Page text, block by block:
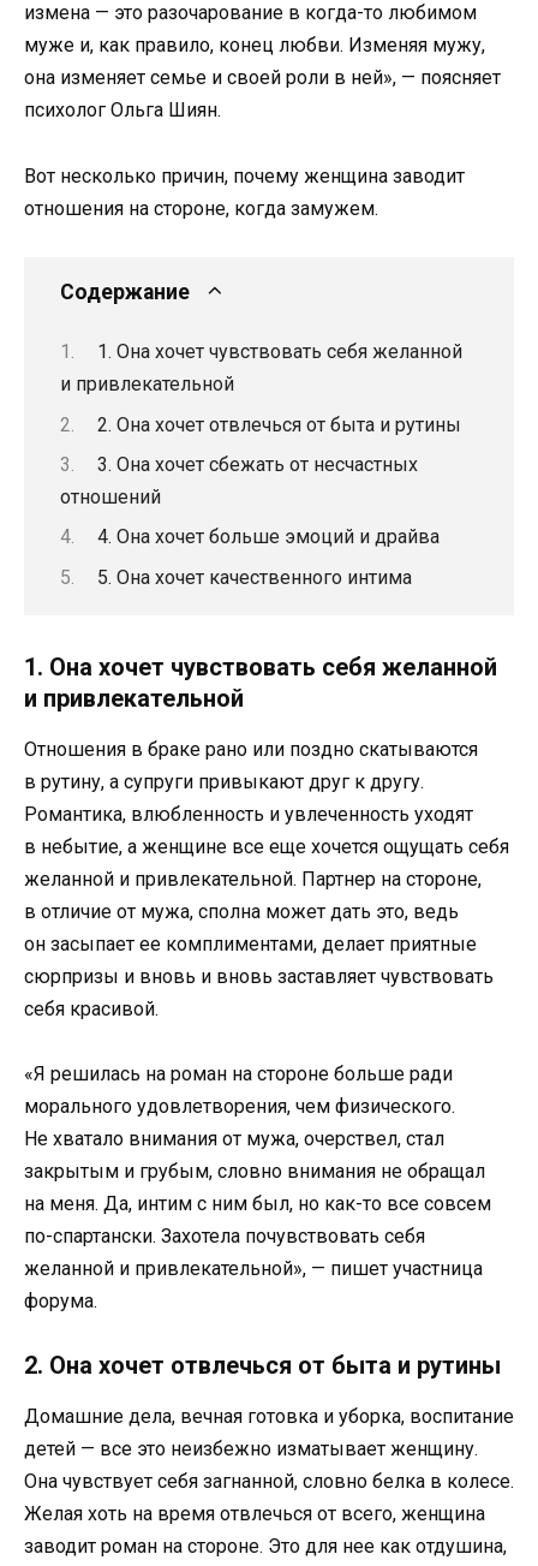
измена — это разочарование в когда-то любимом
муже и, как правило, конец любви. Изменяя мужу,
она изменяет семье и своей роли в ней», — поясняет
психолог Ольга Шиян.
Вот несколько причин, почему женщина заводит
отношения на стороне, когда замужем.
Содержание
1. Она хочет чувствовать себя желанной
и привлекательной
2. Она хочет отвлечься от быта и рутины
3. Она хочет сбежать от несчастных
отношений
4. Она хочет больше эмоций и драйва
5. Она хочет качественного интима
1. Она хочет чувствовать себя желанной
и привлекательной
Отношения в браке рано или поздно скатываются
в рутину, а супруги привыкают друг к другу.
Романтика, влюбленность и увлеченность уходят
в небытие, а женщине все еще хочется ощущать себя
желанной и привлекательной. Партнер на стороне,
в отличие от мужа, сполна может дать это, ведь
он засыпает ее комплиментами, делает приятные
сюрпризы и вновь и вновь заставляет чувствовать
себя красивой.
«Я решилась на роман на стороне больше ради
морального удовлетворения, чем физического.
Не хватало внимания от мужа, очерствел, стал
закрытым и грубым, словно внимания не обращал
на меня. Да, интим с ним был, но как-то все совсем
по-спартански. Захотела почувствовать себя
желанной и привлекательной», — пишет участница
форума.
2. Она хочет отвлечься от быта и рутины
Домашние дела, вечная готовка и уборка, воспитание
детей — все это неизбежно изматывает женщину.
Она чувствует себя загнанной, словно белка в колесе.
Желая хоть на время отвлечься от всего, женщина
заводит роман на стороне. Это для нее как отдушина,